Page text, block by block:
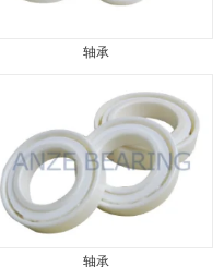
轴承
轴承